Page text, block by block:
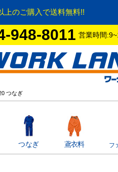
上のご購入で送料無料!!
948-8011 営業時間
つなぎ
つなぎ 鳶衣料 フ